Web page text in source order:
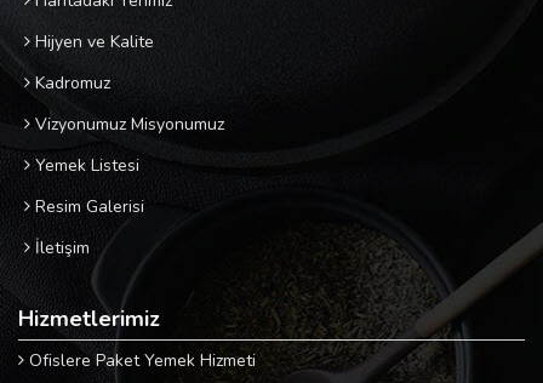
Hijyen ve Kalite
Kadromuz
Vizyonumuz Misyonumuz
Yemek Listesi
Resim Galerisi
İletişim
Hizmetlerimiz
Ofislere Paket Yemek Hizmeti